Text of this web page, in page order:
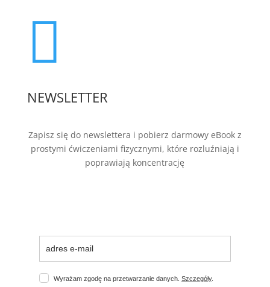

NEWSLETTER
Zapisz się do newslettera i pobierz darmowy eBook z
prostymi ćwiczeniami fizycznymi, które rozluźniają i
poprawiają koncentrację
Wyrażam zgodę na przetwarzanie danych. Szczegóły.